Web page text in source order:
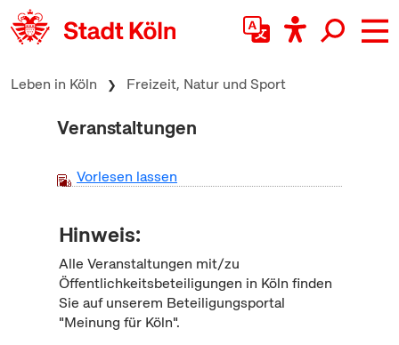
zum Inhalt springen
Leben in Köln Freizeit, Natur und Sport
Veranstaltungen
Vorlesen lassen
Hinweis:
Alle Veranstaltungen mit/zu
Öffentlichkeitsbeteiligungen in Köln finden
Sie auf unserem Beteiligungsportal
"Meinung für Köln".